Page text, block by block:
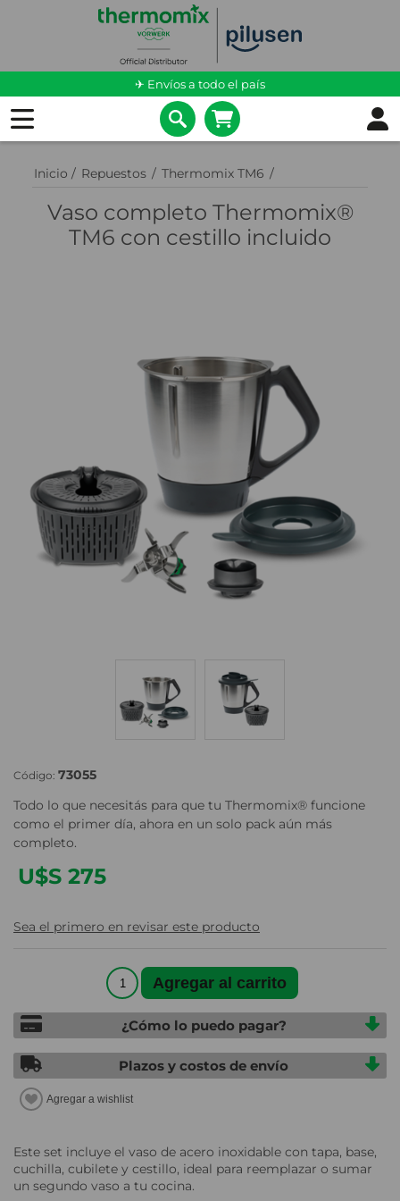
✈ Envíos a todo el país
Inicio / Repuestos / Thermomix TM6 /
Vaso completo Thermomix®
TM6 con cestillo incluido
Código: 73055
Todo lo que necesitás para que tu Thermomix® funcione
como el primer día, ahora en un solo pack aún más
completo.
U$S 275
Sea el primero en revisar este producto
¿Cómo lo puedo pagar?
Plazos y costos de envío
Este set incluye el vaso de acero inoxidable con tapa, base,
cuchilla, cubilete y cestillo, ideal para reemplazar o sumar
un segundo vaso a tu cocina.